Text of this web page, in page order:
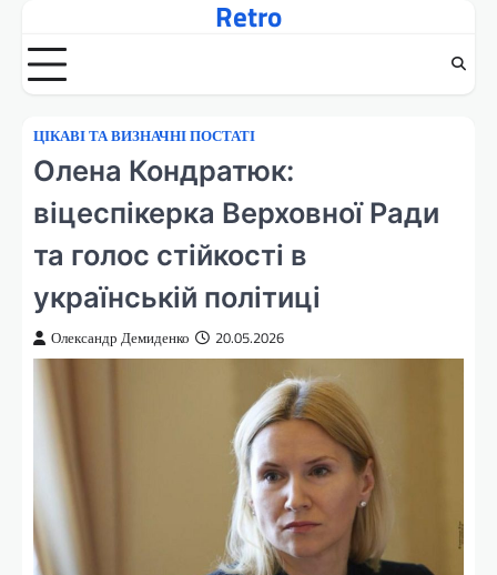
вмісту
Retro
ЦІКАВІ ТА ВИЗНАЧНІ ПОСТАТІ
Олена Кондратюк:
віцеспікерка Верховної Ради
та голос стійкості в
українській політиці
Олександр Демиденко 20.05.2026